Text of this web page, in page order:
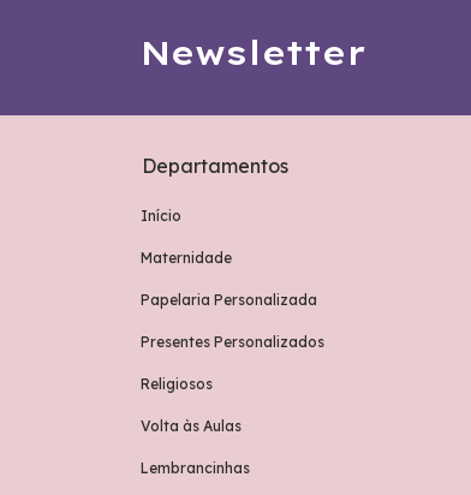
Newsletter
Departamentos
Início
Maternidade
Papelaria Personalizada
Presentes Personalizados
Religiosos
Volta às Aulas
Lembrancinhas